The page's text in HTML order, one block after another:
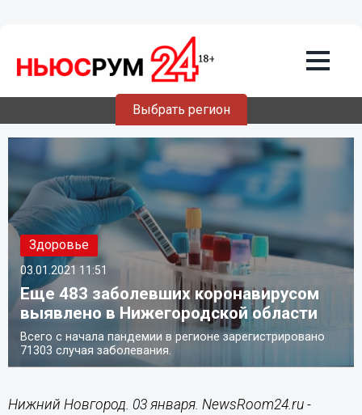
Выбрать регион
Здоровье
03.01.2021 11:51
Еще 483 заболевших коронавирусом
выявлено в Нижегородской области
Всего с начала пандемии в регионе зарегистрировано
71303 случая заболевания.
Нижний Новгород. 03 января. NewsRoom24.ru -